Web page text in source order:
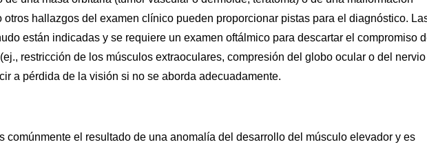
otros hallazgos del examen clínico pueden proporcionar pistas para el diagnóstico.
están indicadas y se requiere un examen oftálmico para descartar el compromiso
restricción de los músculos extraoculares, compresión del globo ocular o del nervio
a pérdida de la visión si no se aborda adecuadamente.
comúnmente el resultado de una anomalía del desarrollo del músculo elevador y es